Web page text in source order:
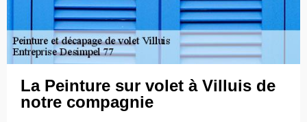
La Peinture sur volet à Villuis de
notre compagnie